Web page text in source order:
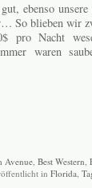
ebenso
So blieben wir
pro Nacht
waren
Avenue Best Western
in Florida